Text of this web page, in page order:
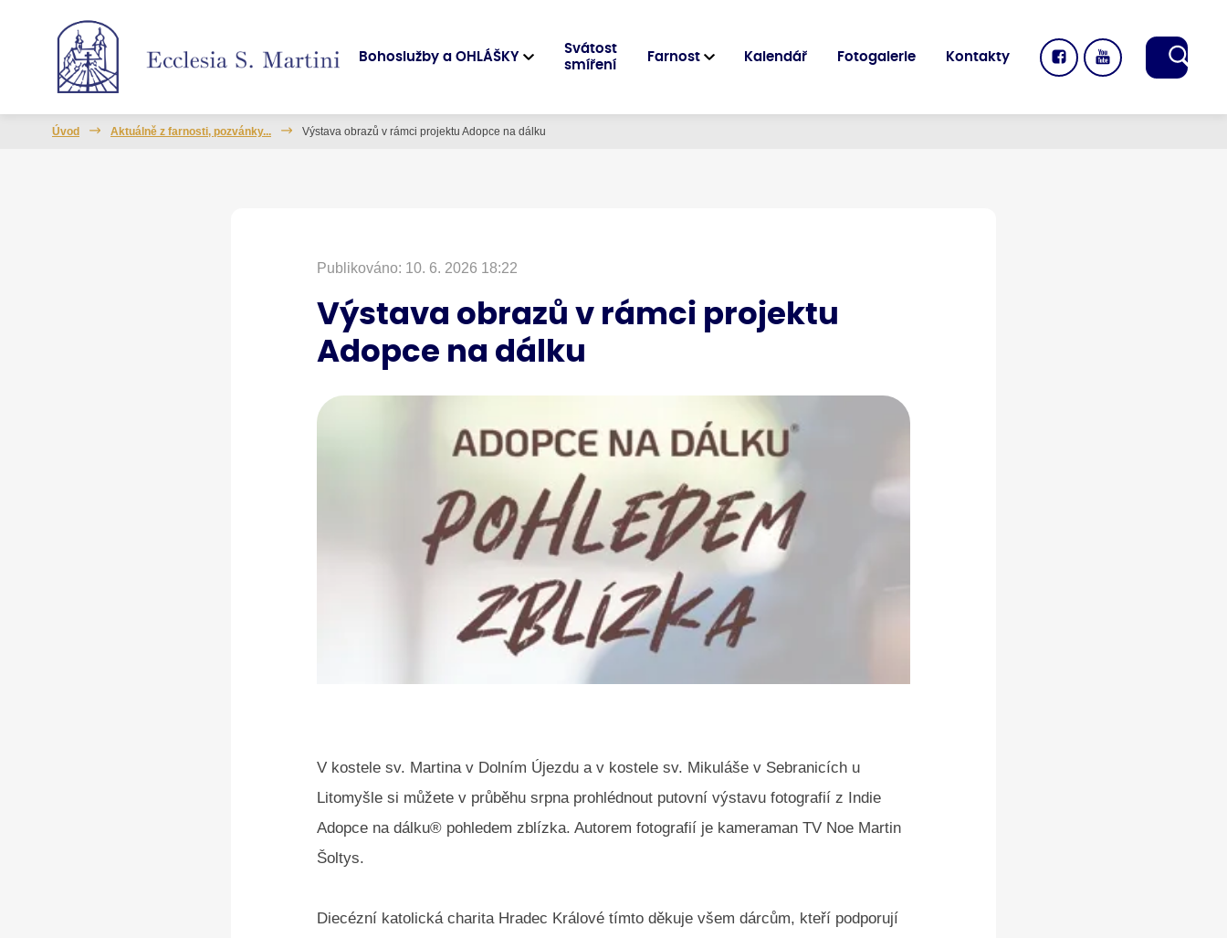
Bohoslužby a OHLÁŠKY
Svátost
smíření
Farnost Kalendář Fotogalerie Kontakty
Úvod Aktuálně z farnosti, pozvánky... Výstava obrazů v rámci projektu Adopce na dálku
Publikováno: 10. 6. 2026 18:22
Výstava obrazů v rámci projektu
Adopce na dálku
V kostele sv. Martina v Dolním Újezdu a v kostele sv. Mikuláše v Sebranicích u
Litomyšle si můžete v průběhu srpna prohlédnout putovní výstavu fotografií z Indie
Adopce na dálku® pohledem zblízka. Autorem fotografií je kameraman TV Noe Martin
Šoltys.
Diecézní katolická charita Hradec Králové tímto děkuje všem dárcům, kteří podporují